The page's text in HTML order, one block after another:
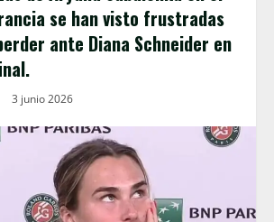
se han visto frustradas
ante Diana Schneider en
3 junio 2026